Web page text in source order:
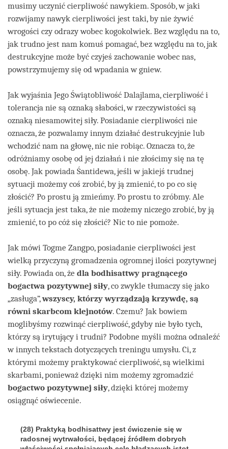
musimy uczynić cierpliwość nawykiem. Sposób, w jaki
rozwijamy nawyk cierpliwości jest taki, by nie żywić
wrogości czy odrazy wobec kogokolwiek. Bez względu na to,
jak trudno jest nam komuś pomagać, bez względu na to, jak
destrukcyjne może być czyjeś zachowanie wobec nas,
powstrzymujemy się od wpadania w gniew.
Jak wyjaśnia Jego Świątobliwość Dalajlama, cierpliwość i
tolerancja nie są oznaką słabości, w rzeczywistości są
oznaką niesamowitej siły. Posiadanie cierpliwości nie
oznacza, że pozwalamy innym działać destrukcyjnie lub
wchodzić nam na głowę, nic nie robiąc. Oznacza to, że
odróżniamy osobę od jej działań i nie złościmy się na tę
osobę. Jak powiada Śantidewa, jeśli w jakiejś trudnej
sytuacji możemy coś zrobić, by ją zmienić, to po co się
złościć? Po prostu ją zmieńmy. Po prostu to zróbmy. Ale
jeśli sytuacja jest taka, że nie możemy niczego zrobić, by ją
zmienić, to po cóż się złościć? Nic to nie pomoże.
Jak mówi Togme Zangpo, posiadanie cierpliwości jest
wielką przyczyną gromadzenia ogromnej ilości pozytywnej
siły. Powiada on, że dla bodhisattwy pragnącego
bogactwa pozytywnej siły, co zwykle tłumaczy się jako
„zasługa”,wszyscy, którzy wyrządzają krzywdę, są
równi skarbcom klejnotów. Czemu? Jak bowiem
moglibyśmy rozwinąć cierpliwość, gdyby nie było tych,
którzy są irytujący i trudni? Podobne myśli można odnaleźć
w innych tekstach dotyczących treningu umysłu. Ci, z
którymi możemy praktykować cierpliwość, są wielkimi
skarbami, ponieważ dzięki nim możemy zgromadzić
bogactwo pozytywnej siły, dzięki której możemy
osiągnąć oświecenie.
(28) Praktyką bodhisattwy jest ćwiczenie się w
radosnej wytrwałości, będącej źródłem dobrych